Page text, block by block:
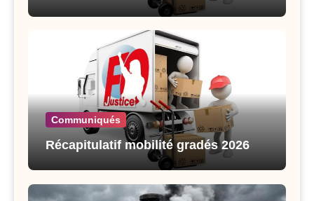
Communiqués
Récapitulatif mobilité gradés 2026